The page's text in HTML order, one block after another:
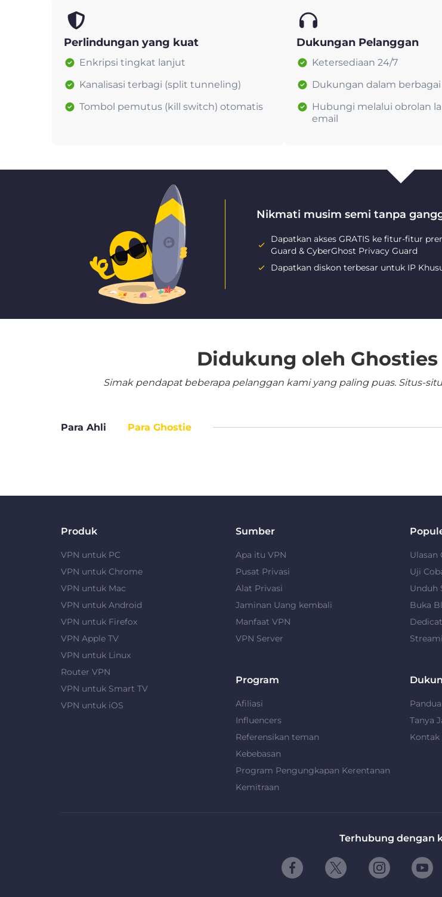
Perlindungan yang kuat
Enkripsi tingkat lanjut
Kanalisasi terbagi (split tunneling)
Tombol pemutus (kill switch) otomatis
Dukungan Pelanggan
Ketersediaan 24/7
Dukungan dalam berbagai
Hubungi melalui obrolan
email
Nikmati musim semi tanpa
Dapatkan akses GRATIS ke fitur-fitur
Guard & CyberGhost Privacy Guard
Dapatkan diskon terbesar untuk IP
Didukung oleh
Simak pendapat beberapa pelanggan kami yang paling puas. Situs-
Para Ahli Para Ghostie
Produk
VPN untuk PC
VPN untuk Chrome
VPN untuk Mac
VPN untuk Android
VPN untuk Firefox
VPN Apple TV
VPN untuk Linux
Router VPN
VPN untuk Smart TV
VPN untuk iOS
Sumber
Apa itu VPN
Pusat Privasi
Alat Privasi
Jaminan Uang kembali
Manfaat VPN
VPN Server
Ulasan
Uji
Unduh
Buka
Program
Afiliasi
Influencers
Referensikan teman
Kebebasan
Program Pengungkapan Kerentanan
Kemitraan
Tanya
Terhubung dengan